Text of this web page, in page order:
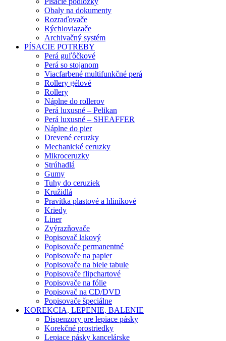
Obaly na dokumenty
Rozraďovače
Rýchloviazače
Archivačný systém
PÍSACIE POTREBY
Perá guľôčkové
Perá so stojanom
Viacfarbené multifunkčné perá
Rollery gélové
Rollery
Náplne do rollerov
Perá luxusné – Pelikan
Perá luxusné – SHEAFFER
Náplne do pier
Drevené ceruzky
Mechanické ceruzky
Mikroceruzky
Strúhadlá
Gumy
Tuhy do ceruziek
Kružidlá
Pravítka plastové a hliníkové
Kriedy
Liner
Zvýrazňovače
Popisovač lakový
Popisovače permanentné
Popisovače na papier
Popisovače na biele tabule
Popisovače flipchartové
Popisovače na fólie
Popisovač na CD/DVD
Popisovače špeciálne
KOREKCIA, LEPENIE, BALENIE
Dispenzory pre lepiace pásky
Korekčné prostriedky
Lepiace pásky kancelárske